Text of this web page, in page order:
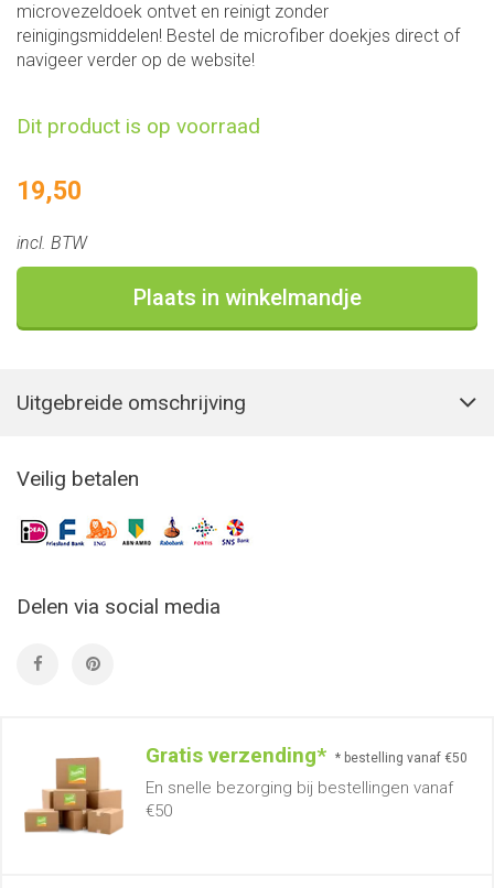
microvezeldoek ontvet en reinigt zonder
reinigingsmiddelen! Bestel de microfiber doekjes direct of
navigeer verder op de website!
Dit product is op voorraad
19,50
incl. BTW
Plaats in winkelmandje
Uitgebreide omschrijving
Veilig betalen
Delen via social media
Gratis verzending* * bestelling vanaf €50
En snelle bezorging bij bestellingen vanaf
€50